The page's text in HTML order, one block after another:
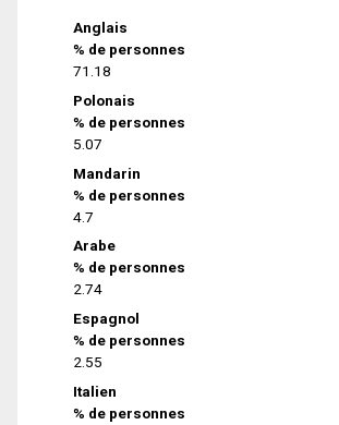
Anglais
% de personnes
71.18
Polonais
% de personnes
5.07
Mandarin
% de personnes
4.7
Arabe
% de personnes
2.74
Espagnol
% de personnes
2.55
Italien
% de personnes